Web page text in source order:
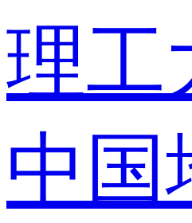
理工
中国